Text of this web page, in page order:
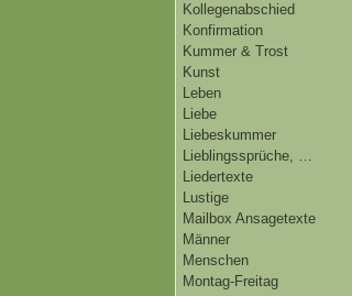
Kollegenabschied
Konfirmation
Kummer & Trost
Kunst
Leben
Liebe
Liebeskummer
Lieblingssprüche, …
Liedertexte
Lustige
Mailbox Ansagetexte
Männer
Menschen
Montag-Freitag